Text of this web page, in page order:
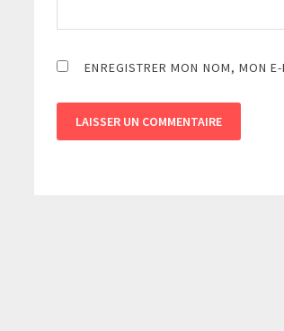
ENREGISTRER MON NOM, MON